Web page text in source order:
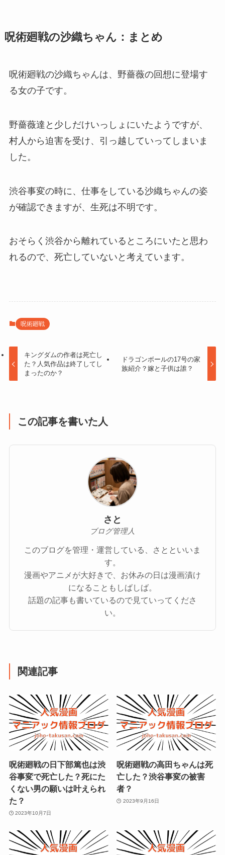
呪術廻戦の沙織ちゃん：まとめ
呪術廻戦の沙織ちゃんは、野薔薇の回想に登場す
る女の子です。
野薔薇達と少しだけいっしょにいたようですが、
村人から迫害を受け、引っ越していってしまいま
した。
渋谷事変の時に、仕事をしている沙織ちゃんの姿
が確認できますが、生死は不明です。
おそらく渋谷から離れているところにいたと思わ
れるので、死亡していないと考えています。
呪術廻戦
キングダムの作者は死亡し
た？人気作品は終了してし
まったのか？
ドラゴンボールの17号の家
族紹介？嫁と子供は誰？
この記事を書いた人
さと
ブログ管理人
このブログを管理・運営している、さとといいま
す。
漫画やアニメが大好きで、お休みの日は漫画漬け
になることもしばしば。
話題の記事も書いているので見ていってくださ
い。
関連記事
呪術廻戦の日下部篤也は渋
谷事変で死亡した？死にた
くない男の願いは叶えられ
た？
2023年10月7日
呪術廻戦の高田ちゃんは死
亡した？渋谷事変の被害
者？
2023年9月16日